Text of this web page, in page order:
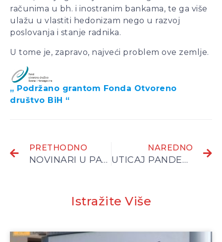
računima u bh. i inostranim bankama, te ga više
ulažu u vlastiti hedonizam nego u razvoj
poslovanja i stanje radnika.
U tome je, zapravo, najveći problem ove zemlje.
„ Podržano grantom Fonda Otvoreno
društvo BiH “
PRETHODNO
NOVINARI U PANDEMIJI – DUPLO POVEĆANE OBAVEZE, ALI NE I PLATE
NAREDNO
UTICAJ PANDEMIJE COVID-19 NA ZDRAVSTVENI SISTEM RS –MAPIRANJE I ANALIZA STANJA MAJ/JUN 2021. GODINE
Istražite Više